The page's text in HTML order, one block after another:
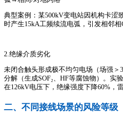
典型案例：某500kV变电站因机构卡涩
时产生15kA工频续流电弧，引发相邻相
2.绝缘介质劣化
未闭合触头形成极不均匀电场（场强＞
分解（生成SOF₂、HF等腐蚀物）。实
在126kV电压下，绝缘强度下降60%，
二、不同接线场景的风险等级